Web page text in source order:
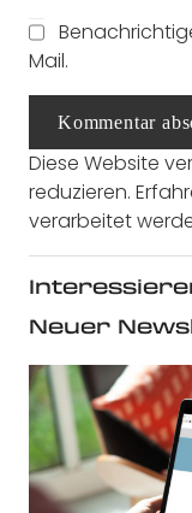
Mail.
Kommentar
Diese Website
reduzieren.
verarbeitet
Neuer